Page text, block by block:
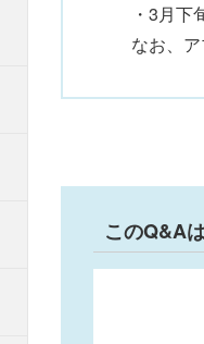
・3月下
なお、
このQ&A